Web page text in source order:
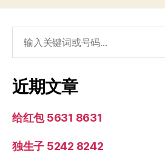
索：
近期文章
给红包 5631 8631
独生子 5242 8242